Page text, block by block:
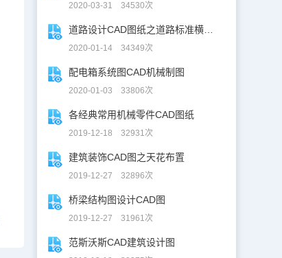
2020-03-31 34530次
2020-01-14 34349次
配电箱系统图CAD机械制图
2020-01-03 33806次
各经典常用机械零件CAD图纸
2019-12-18 32931次
建筑装饰CAD图之天花布置
2019-12-27 32896次
桥梁结构图设计CAD图
2019-12-27 31961次
范斯沃斯CAD建筑设计图